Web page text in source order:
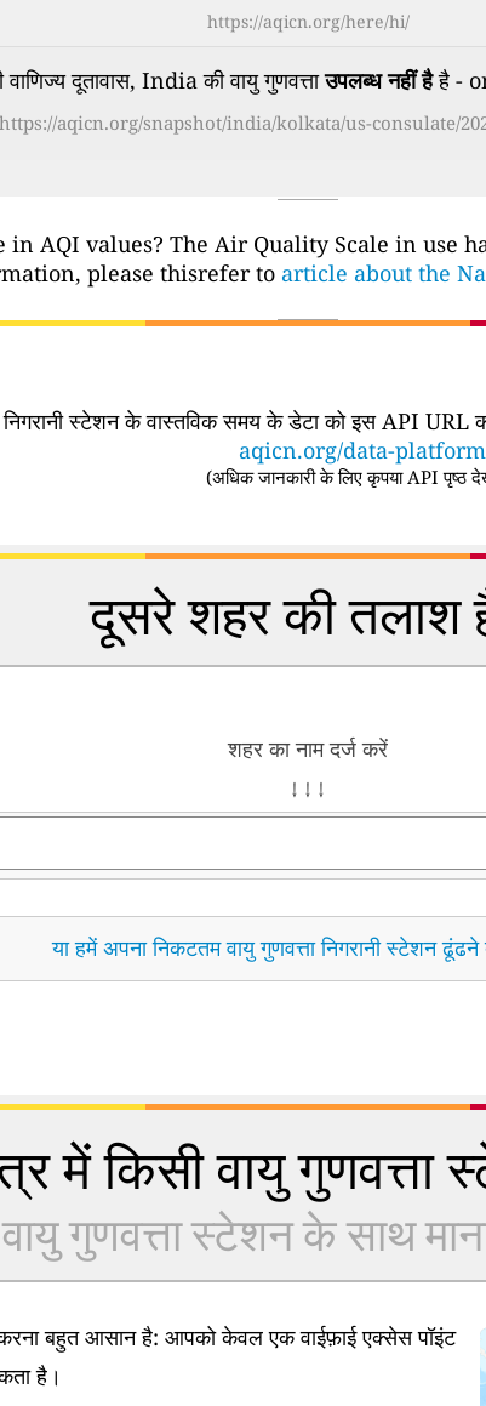
https://aqicn.org/here/hi/
वाणिज्य दूतावास, India की वायु गुणवत्ताउपलब्ध नहीं हैहै -
https://aqicn.org/snapshot/india/kolkata/us-consulate/
in AQI values? The Air Quality Scale in use
please thisrefer to article about the
निगरानी स्टेशन के वास्तविक समय के डेटा को इस API
aqicn.org/data-
(अधिक जानकारी के लिए कृपया API पृष्ठ
दूसरे शहर की तलाश
शहर का नाम दर्ज करें
↓ ↓ ↓
या हमें अपना निकटतम वायु गुणवत्ता निगरानी स्टेशन ढूंढने
में किसी वायु गुणवत्ता
गुणवत्ता स्टेशन के साथ
करना बहुत आसान है: आपको केवल एक वाईफ़ाई एक्सेस पॉइंट
है।